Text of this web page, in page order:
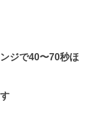
ジで40〜70秒ほ